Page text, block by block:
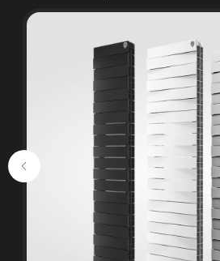
ООО «ТермоАльянс», РБ, 220062, г.
Минск пр-т Победителей 131, оф.68 УНП
692071529, р/с BY38 ALFA 3012 2327
5000 2027 0000, в ЗАО «Альфа-Банк»,
код ALFABY2X, 220013 г. Минск, ул.